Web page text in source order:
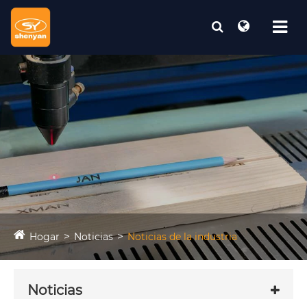
Hogar Noticias Noticias de la industria
Noticias